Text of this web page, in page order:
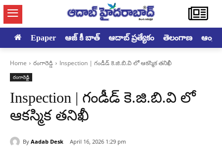
Epaper ఆజ్ కీ బాత్ ఆదాబ్ ప్రత్యేకం తెలంగాణ
Home రంగారెడ్డి Inspection | గండీడ్ కె.జి.బి.వి లో ఆకస్మిక తనిఖీ
రంగారెడ్డి
Inspection | గండీడ్ కె.జి.బి.వి లో
ఆకస్మిక తనిఖీ
By Aadab Desk April 16, 2026 1:29 pm